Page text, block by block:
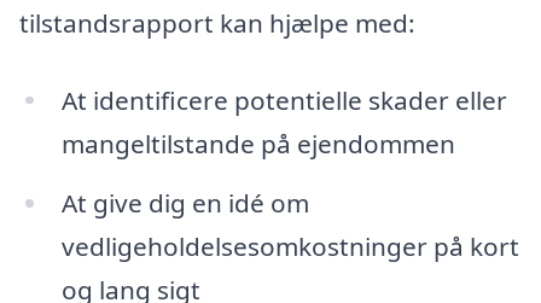
tilstandsrapport kan hjælpe med:
At identificere potentielle skader eller
mangeltilstande på ejendommen
At give dig en idé om
vedligeholdelsesomkostninger på kort
og lang sigt